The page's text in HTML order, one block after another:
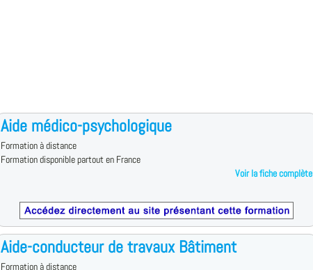
Aide médico-psychologique
Formation à distance
Formation disponible partout en France
Voir la fiche complète
Aide-conducteur de travaux Bâtiment
Formation à distance